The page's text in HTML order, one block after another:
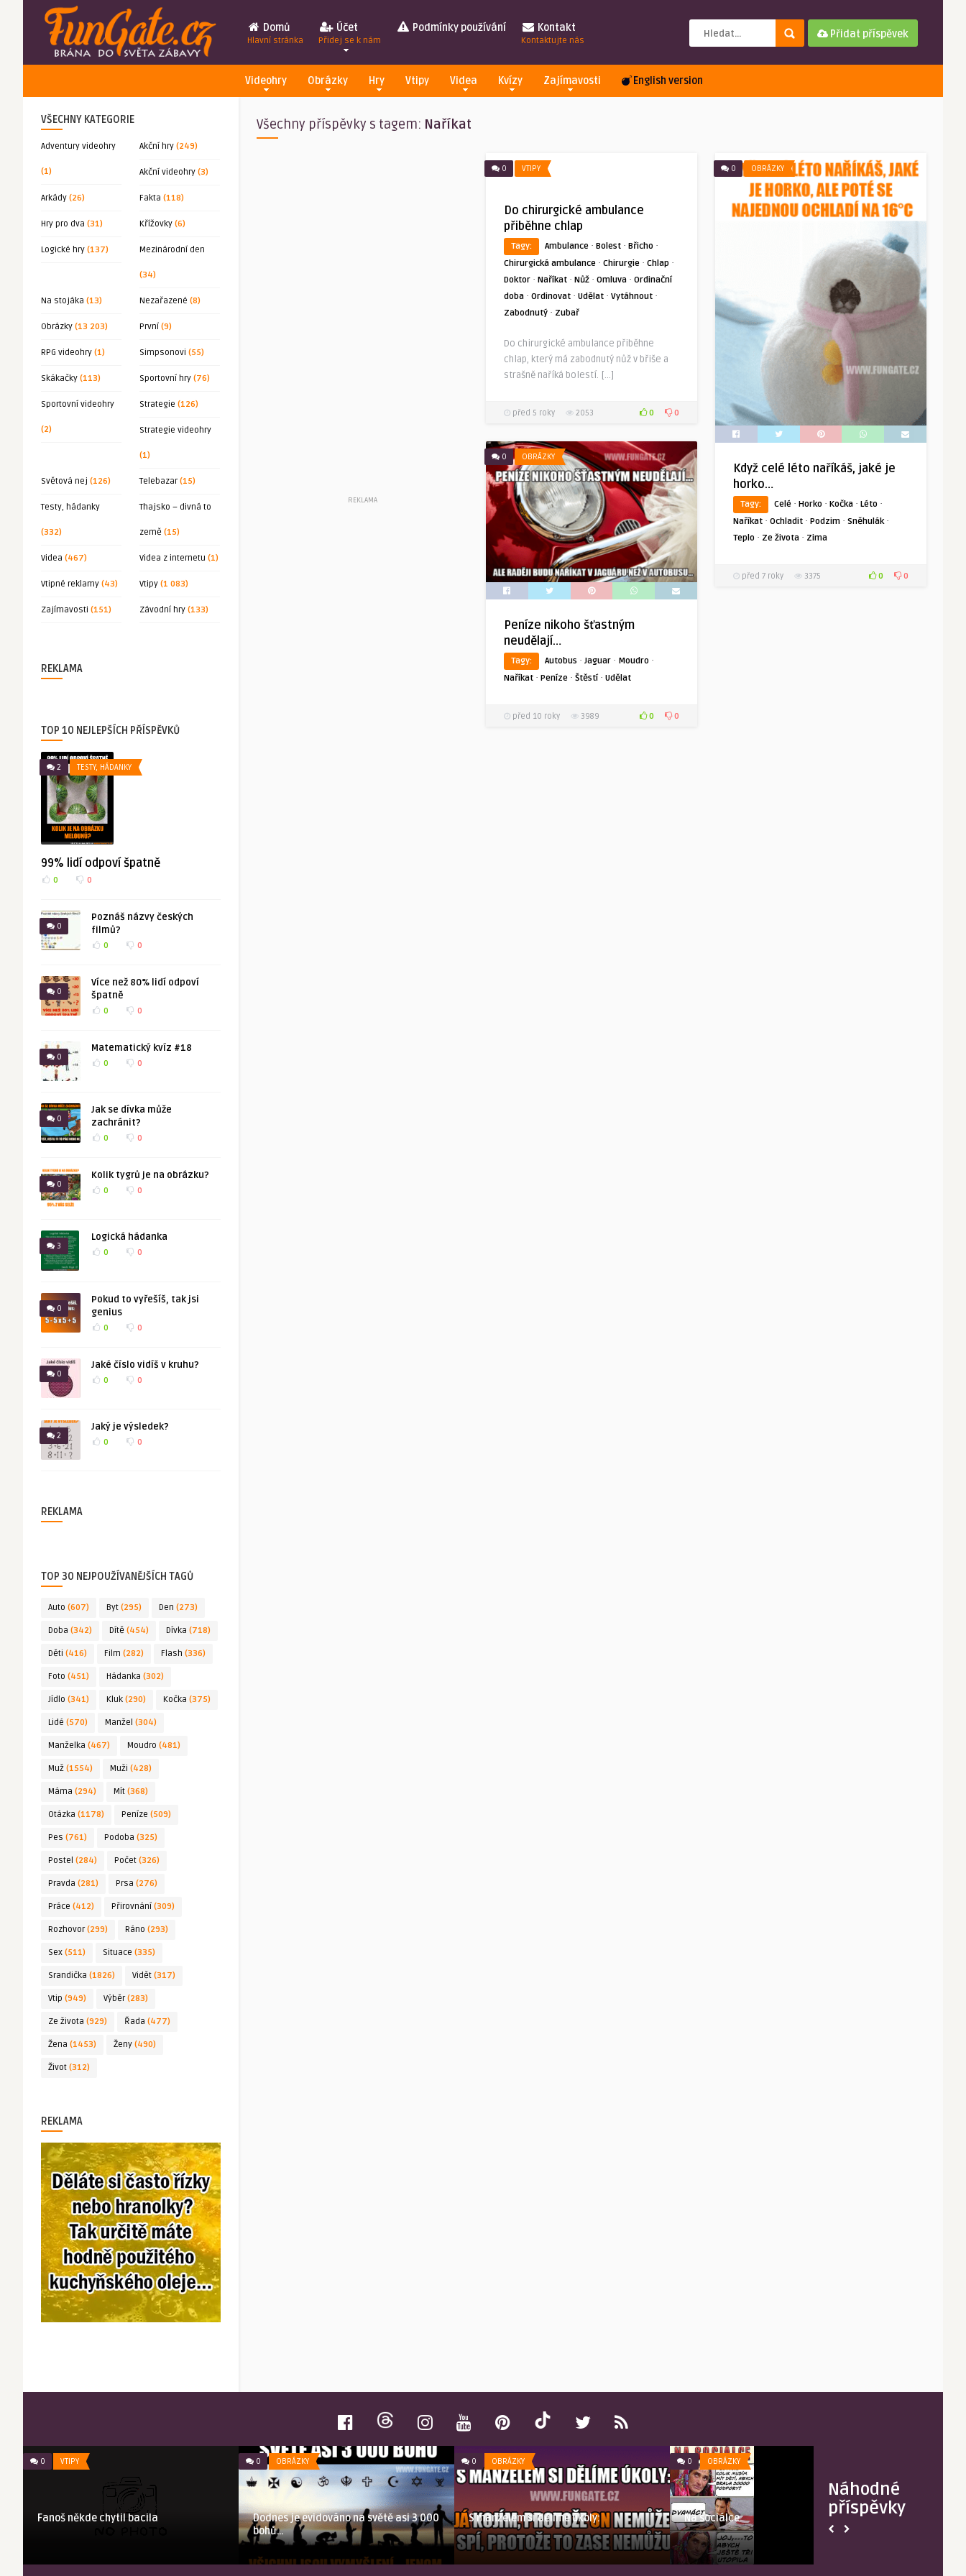
Domů
Hlavní stránka
Účet
Přidej se k nám
Podmínky používání Kontakt
Kontaktujte nás
Přidat příspěvek
Videohry Obrázky Hry Vtipy Videa Kvízy Zajímavosti English version
VŠECHNY KATEGORIE
Adventury videohry
(1)
Akční hry (249)
Akční videohry (3)
Arkády (26) Fakta (118)
Hry pro dva (31) Křížovky (6)
Logické hry (137) Mezinárodní den
(34)
Na stojáka (13) Nezařazené (8)
Obrázky (13 203) První (9)
RPG videohry (1) Simpsonovi (55)
Skákačky (113) Sportovní hry (76)
Sportovní videohry
(2)
Strategie (126)
Strategie videohry
(1)
Světová nej (126) Telebazar(15)
Testy, hádanky
(332)
Thajsko – divná to
země (15)
Videa (467) Videa z internetu (1)
Vtipné reklamy (43) Vtipy (1 083)
Zajímavosti (151) Závodní hry (133)
REKLAMA
TOP 10 NEJLEPŠÍCH PŘÍSPĚVKŮ
2 TESTY, HÁDANKY
99% lidí odpoví špatně
0 0
0
Poznáš názvy českých
filmů?
0 0
0
Více než 80% lidí odpoví
špatně
0 0
0
Matematický kvíz #18
0 0
0
Jak se dívka může
zachránit?
0 0
0
Kolik tygrů je na obrázku?
0 0
3
Logická hádanka
0 0
0
Pokud to vyřešíš, tak jsi
genius
0 0
0
Jaké číslo vidíš v kruhu?
0 0
2
Jaký je výsledek?
0 0
REKLAMA
TOP 30 NEJPOUŽÍVANĚJŠÍCH TAGŮ
Auto (607) Byt (295) Den (273)
Doba (342) Dítě (454) Dívka (718)
Děti (416) Film (282) Flash (336)
Foto (451) Hádanka (302)
Jídlo (341) Kluk (290) Kočka (375)
Lidé (570) Manžel (304)
Manželka (467) Moudro (481)
Muž (1554) Muži (428)
Máma (294) Mít (368)
Otázka (1178) Peníze (509)
Pes (761) Podoba (325)
Postel (284) Počet (326)
Pravda (281) Prsa (276)
Práce (412) Přirovnání (309)
Rozhovor(299) Ráno (293)
Sex (511) Situace (335)
Srandička (1826) Vidět (317)
Vtip (949) Výběr(283)
Ze života (929) Řada (477)
Žena (1453) Ženy (490)
Život (312)
REKLAMA
Všechny příspěvky s tagem: Naříkat
REKLAMA
0 VTIPY
Do chirurgické ambulance
přiběhne chlap
Tagy: Ambulance · Bolest · Břicho ·
Chirurgická ambulance · Chirurgie · Chlap ·
Doktor · Naříkat · Nůž · Omluva · Ordinační
doba · Ordinovat · Udělat · Vytáhnout ·
Zabodnutý · Zubař
Do chirurgické ambulance přiběhne
chlap, který má zabodnutý nůž v břiše a
strašně naříká bolestí. […]
před 5 roky 2053 0 0
0 OBRÁZKY
Když celé léto naříkáš, jaké je
horko…
Tagy: Celé · Horko · Kočka · Léto ·
Naříkat · Ochladit · Podzim · Sněhulák·
Teplo · Ze života · Zima
před 7 roky 3375 0 0
0 OBRÁZKY
Peníze nikoho šťastným
neudělají…
Tagy: Autobus · Jaguar · Moudro ·
Naříkat · Peníze · Štěstí· Udělat
před 10 roky 3989 0 0
Náhodné
příspěvky
0 VTIPY
Fanoš někde chytil bacila
0 OBRÁZKY
Dodnes je evidováno na světě asi 3 000
bohů…
0 OBRÁZKY
S manželem si dělíme úkoly:
0 OBRÁZKY
Na sociálce